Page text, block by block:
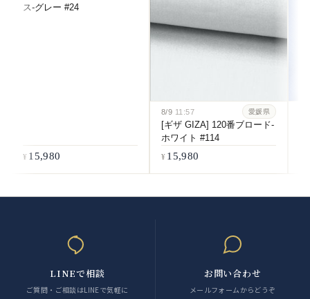
ス-グレー #24
15,980
8/9 11:57 愛媛県
[ギザ GIZA] 120番ブロード-
ホワイト #114
15,980
LINEで相談
ご質問・ご相談はLINEで気軽に
お問い合わせ
メールフォームからどうぞ